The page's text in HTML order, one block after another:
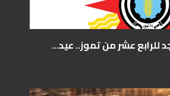
للرابع عشر من تموز.. عيد...